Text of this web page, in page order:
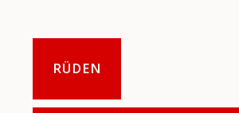
RÜDEN